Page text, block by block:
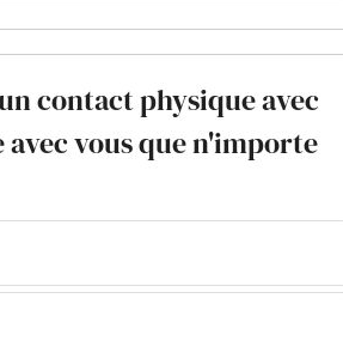
contact physique avec
vous que n'importe